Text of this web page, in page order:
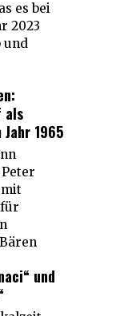
es bei
2023
und
als
1965
mit
und